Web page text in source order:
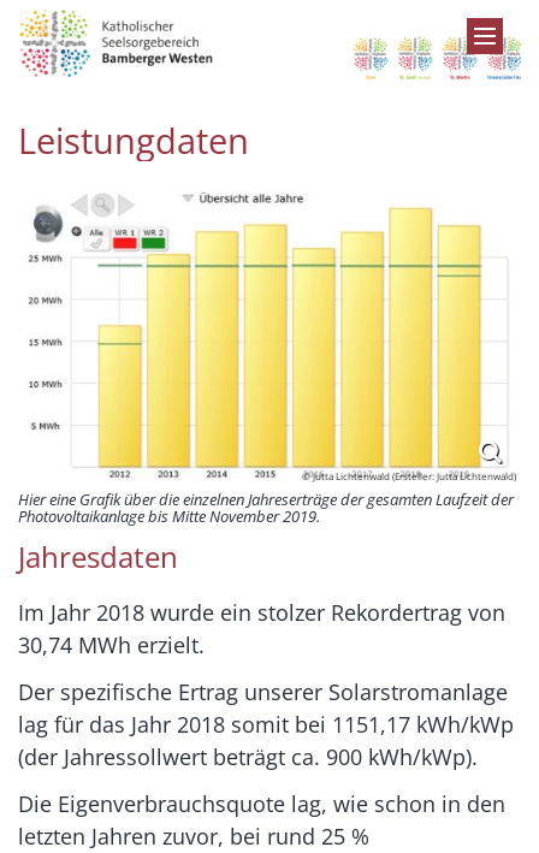
Zum Inhalt springen
Leistungdaten
© Jutta Lichtenwald (Ersteller: Jutta Lichtenwald)
Hier eine Grafik über die einzelnen Jahreserträge der gesamten Laufzeit der
Photovoltaikanlage bis Mitte November 2019.
Jahresdaten
Im Jahr 2018 wurde ein stolzer Rekordertrag von
30,74 MWh erzielt.
Der spezifische Ertrag unserer Solarstromanlage
lag für das Jahr 2018 somit bei 1151,17 kWh/kWp
(der Jahressollwert beträgt ca. 900 kWh/kWp).
Die Eigenverbrauchsquote lag, wie schon in den
letzten Jahren zuvor, bei rund 25 %